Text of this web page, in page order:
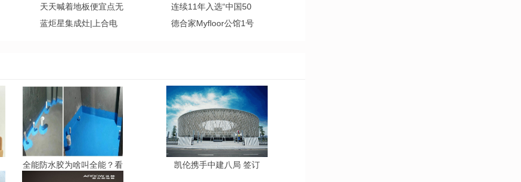
天天喊着地板便宜点无
连续11年入选“中国50
蓝炬星集成灶|上合电 德合家Myfloor公馆1号
全能防水胶为啥叫全能？看 凯伦携手中建八局 签订